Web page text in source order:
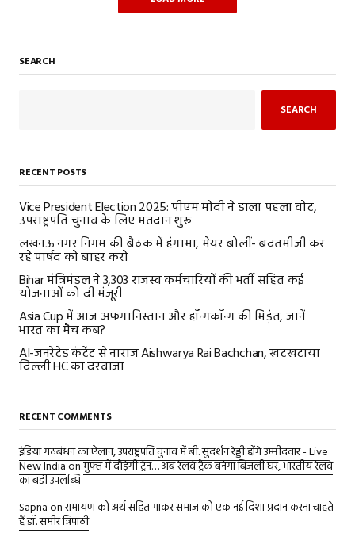
SEARCH
SEARCH
RECENT POSTS
Vice President Election 2025: पीएम मोदी ने डाला पहला वोट,
उपराष्ट्रपति चुनाव के लिए मतदान शुरू
लखनऊ नगर निगम की बैठक में हंगामा, मेयर बोलीं- बदतमीजी कर
रहे पार्षद को बाहर करो
Bihar मंत्रिमंडल ने 3,303 राजस्व कर्मचारियों की भर्ती सहित कई
योजनाओं को दी मंजूरी
Asia Cup में आज अफगानिस्तान और हॉन्गकॉन्ग की भिड़ंत, जानें
भारत का मैच कब?
AI-जनरेटेड कंटेंट से नाराज Aishwarya Rai Bachchan, खटखटाया
दिल्ली HC का दरवाजा
RECENT COMMENTS
इंडिया गठबंधन का ऐलान, उपराष्ट्रपति चुनाव में बी. सुदर्शन रेड्डी होंगे उम्मीदवार - Live
New Indiaonमुफ्त में दौड़ेगी ट्रेन… अब रेलवे ट्रैक बनेगा बिजली घर, भारतीय रेलवे
का बड़ी उपलब्धि
Sapnaonरामायण को अर्थ सहित गाकर समाज को एक नई दिशा प्रदान करना चाहते
हैं डॉ. समीर त्रिपाठी